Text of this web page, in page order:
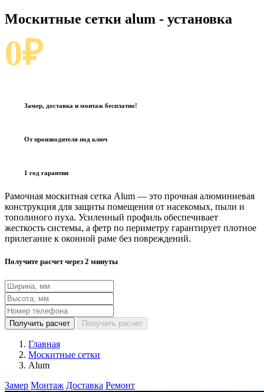
Москитные сетки alum - установка
0₽
Замер, доставка и монтаж бесплатно!
От производителя под ключ
1 год гарантии
Рамочная москитная сетка Alum — это прочная алюминиевая
конструкция для защиты помещения от насекомых, пыли и
тополиного пуха. Усиленный профиль обеспечивает
жесткость системы, а фетр по периметру гарантирует плотное
прилегание к оконной раме без повреждений.
Получите расчет через 2 минуты
Получить расчет Получить расчет
Главная
Москитные сетки
Alum
Замер Монтаж Доставка Ремонт